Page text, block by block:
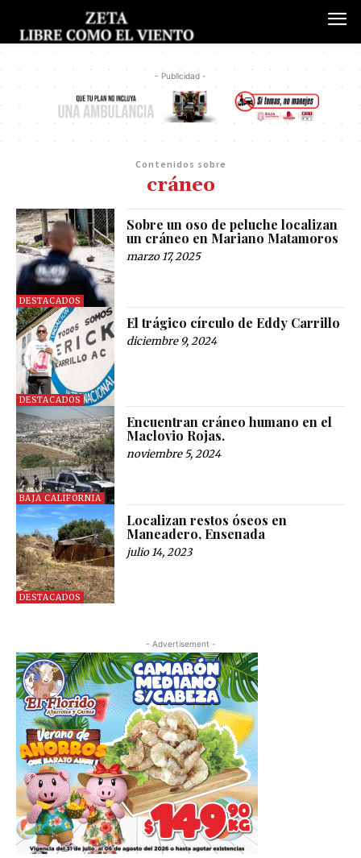
- Publicidad -
Contenidos sobre
cráneo
DESTACADOS
Sobre un oso de peluche localizan
un cráneo en Mariano Matamoros
marzo 17, 2025
DESTACADOS
El trágico círculo de Eddy Carrillo
diciembre 9, 2024
BAJA CALIFORNIA
Encuentran cráneo humano en el
Maclovio Rojas.
noviembre 5, 2024
DESTACADOS
Localizan restos óseos en
Maneadero, Ensenada
julio 14, 2023
- Advertisement -